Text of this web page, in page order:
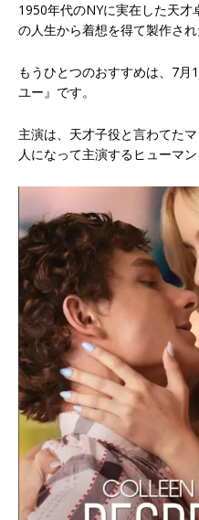
1950年代のNYに実在した天
の人生から着想を得て製作され
もうひとつのおすすめは、7月
ユー』です。
主演は、天才子役と言わてた
人になって主演するヒューマン